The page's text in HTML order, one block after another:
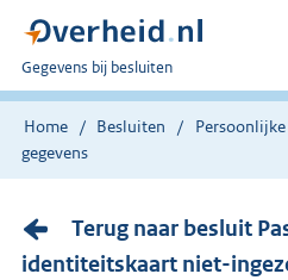
U
bent
nu
Gegevens bij besluiten
Home Besluiten Persoonlijke
gegevens
Terug naar besluit
identiteitskaart niet-